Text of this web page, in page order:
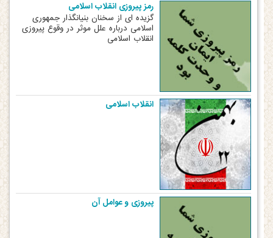
رمز پیروزی انقلاب اسلامی
گزیده ای از سخنان بنیانگذار جمهوری
اسلامی درباره علل موثر در وقوع پیروزی
انقلاب اسلامی
انقلاب اسلامی
پیروزی و عوامل آن